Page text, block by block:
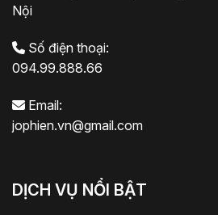
Nội
Số điện thoại:
094.99.888.66
Email:
jophien.vn@gmail.com
DỊCH VỤ NỔI BẬT